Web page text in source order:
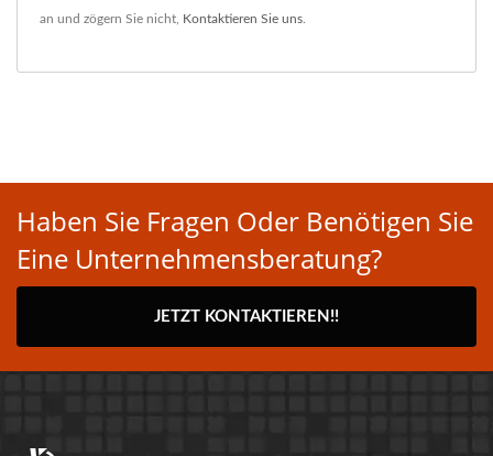
an und zögern Sie nicht, Kontaktieren Sie uns
Haben Sie Fragen Oder Benötigen Sie
Eine Unternehmensberatung?
JETZT KONTAKTIEREN!!